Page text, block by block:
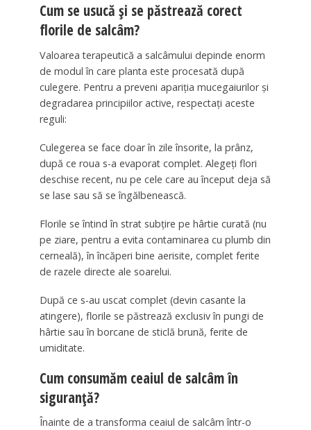
Cum se usucă și se păstrează corect
florile de salcâm?
Valoarea terapeutică a salcâmului depinde enorm
de modul în care planta este procesată după
culegere. Pentru a preveni apariția mucegaiurilor și
degradarea principiilor active, respectați aceste
reguli:
Culegerea se face doar în zile însorite, la prânz,
după ce roua s-a evaporat complet. Alegeți flori
deschise recent, nu pe cele care au început deja să
se lase sau să se îngălbenească.
Florile se întind în strat subțire pe hârtie curată (nu
pe ziare, pentru a evita contaminarea cu plumb din
cerneală), în încăperi bine aerisite, complet ferite
de razele directe ale soarelui.
După ce s-au uscat complet (devin casante la
atingere), florile se păstrează exclusiv în pungi de
hârtie sau în borcane de sticlă brună, ferite de
umiditate.
Cum consumăm ceaiul de salcâm în
siguranță?
Înainte de a transforma ceaiul de salcâm într-o